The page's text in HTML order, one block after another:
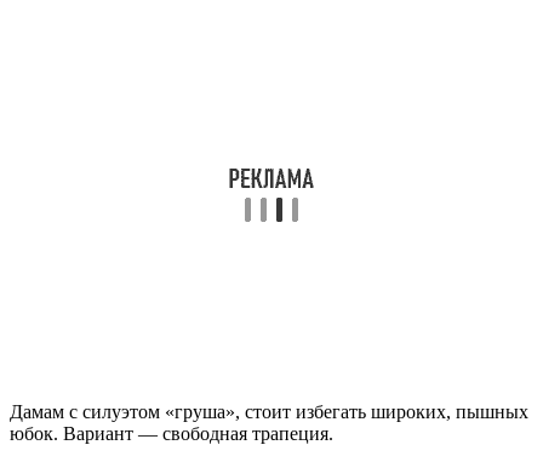
Дамам с силуэтом «груша», стоит избегать широких, пышных
юбок. Вариант — свободная трапеция.